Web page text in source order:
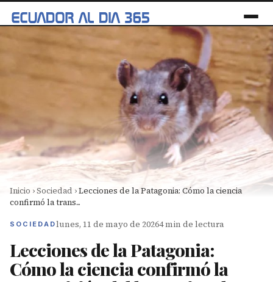
Inicio ›Sociedad ›Lecciones de la Patagonia: Cómo la ciencia
confirmó la trans...
SOCIEDADlunes, 11 de mayo de 20264 min de lectura
Lecciones de la Patagonia:
Cómo la ciencia confirmó la